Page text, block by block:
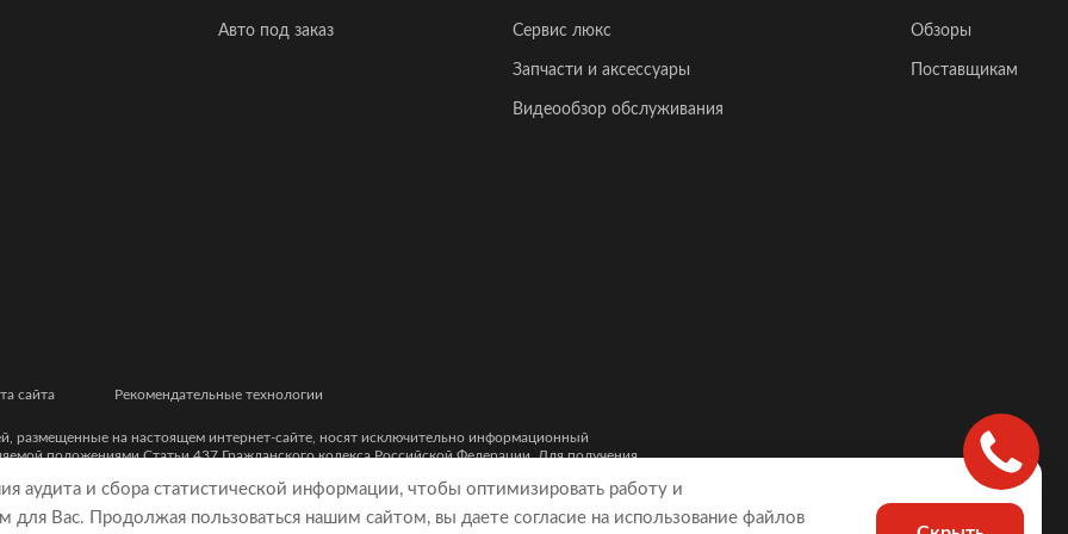
Авто под заказ Сервис люкс
Запчасти и аксессуары
Видеообзор обслуживания
Обзоры
Поставщикам
сайта Рекомендательные технологии
размещенные на настоящем интернет-сайте, носят исключительно информационный
положениями Статьи 437 Гражданского кодекса Российской Федерации. Для получения
характеристиками и цветовыми сочетаниями, а также точной стоимости автомобилей,
ОГРН 5077746977930)
аудита и сбора статистической информации, чтобы оптимизировать работу и
для Вас. Продолжая пользоваться нашим сайтом, вы даете согласие на использование файлов